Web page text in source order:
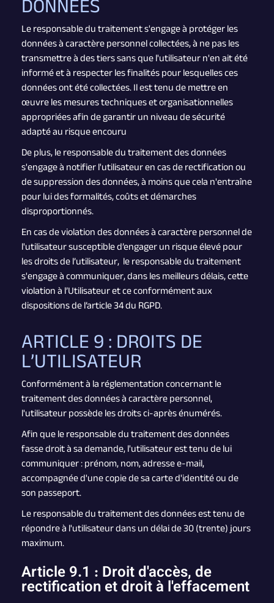
DONNÉES
Le responsable du traitement s'engage à protéger les
données à caractère personnel collectées, à ne pas les
transmettre à des tiers sans que l'utilisateur n'en ait été
informé et à respecter les finalités pour lesquelles ces
données ont été collectées. Il est tenu de mettre en
œuvre les mesures techniques et organisationnelles
appropriées afin de garantir un niveau de sécurité
adapté au risque encouru
De plus, le responsable du traitement des données
s'engage à notifier l'utilisateur en cas de rectification ou
de suppression des données, à moins que cela n'entraîne
pour lui des formalités, coûts et démarches
disproportionnés.
En cas de violation des données à caractère personnel de
l'utilisateur susceptible d’engager un risque élevé pour
les droits de l’utilisateur, le responsable du traitement
s'engage à communiquer, dans les meilleurs délais, cette
violation à l’Utilisateur et ce conformément aux
dispositions de l’article 34 du RGPD.
ARTICLE 9 : DROITS DE
L’UTILISATEUR
Conformément à la réglementation concernant le
traitement des données à caractère personnel,
l'utilisateur possède les droits ci-après énumérés.
Afin que le responsable du traitement des données
fasse droit à sa demande, l'utilisateur est tenu de lui
communiquer : prénom, nom, adresse e-mail,
accompagnée d'une copie de sa carte d'identité ou de
son passeport.
Le responsable du traitement des données est tenu de
répondre à l'utilisateur dans un délai de 30 (trente) jours
maximum.
Article 9.1 : Droit d'accès, de
rectification et droit à l'effacement